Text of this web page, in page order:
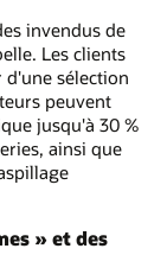
invendus de
Les clients
sélection
peuvent
jusqu'à 30 %
ainsi que
» et des